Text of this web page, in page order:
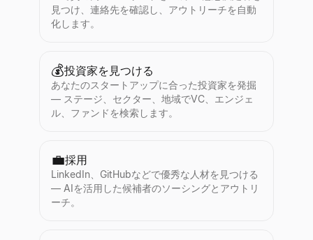
見つけ、連絡先を確認し、アウトリーチを自動
化します。
💰投資家を見つける
あなたのスタートアップに合った投資家を発掘
— ステージ、セクター、地域でVC、エンジェ
ル、ファンドを検索します。
💼採用
LinkedIn、GitHubなどで優秀な人材を見つける
— AIを活用した候補者のソーシングとアウトリ
ーチ。